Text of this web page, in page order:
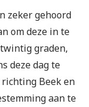
zeker gehoord
om deze in te
graden,
deze dag te
Beek en
aan te